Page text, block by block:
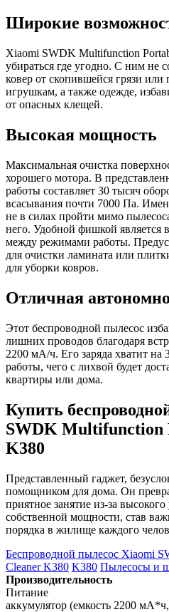
Широкие
Xiaomi SWDK Multifunction
убираться где угодно. С ним не
ковер от скопившейся грязи
игрушкам, а также одежде,
от опасных клещей.
Высокая мощность
Максимальная очистка
хорошего мотора. В
работы составляет 30 тысяч
всасывания почти 7000 Па.
не в силах пройти мимо
него. Удобной фишкой является
между режимами работы.
для очистки ламината или
для уборки ковров.
Отличная
Этот беспроводной пылесос
лишних проводов благодаря
2200 мА/ч. Его заряда хватит на
работы, чего с лихвой будет
квартиры или дома.
Купить
SWDK Multifunction
K380
Представленный гаджет,
помощником для дома. Он
приятное занятие из-за
собственной мощности, став
порядка в жилище каждого
Беспроводной пылесос Xiaomi
Cleaner K380 K380 Пылесосы и
Производительность
Питание
аккумулятор (емкость 2200